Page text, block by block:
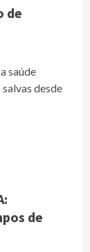
de
saúde
desde
de